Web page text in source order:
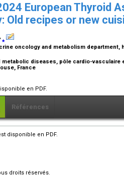
European Thyroid
Old recipes or new
,⁎
oncology and metabolism department,
diseases, pôle cardio-vasculaire
France
en PDF.
Références
disponible en PDF.
droits réservés.